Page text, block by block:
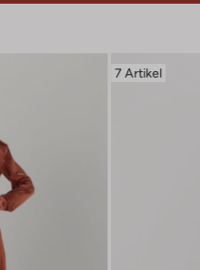
7 Artikel